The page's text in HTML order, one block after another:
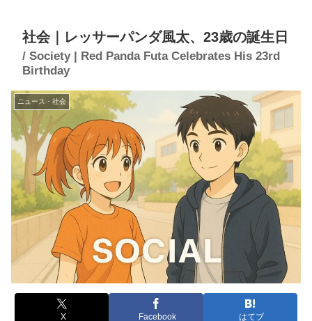
社会｜レッサーパンダ風太、23歳の誕生日
/ Society | Red Panda Futa Celebrates His 23rd
Birthday
ニュース・社会
X Facebook はてブ